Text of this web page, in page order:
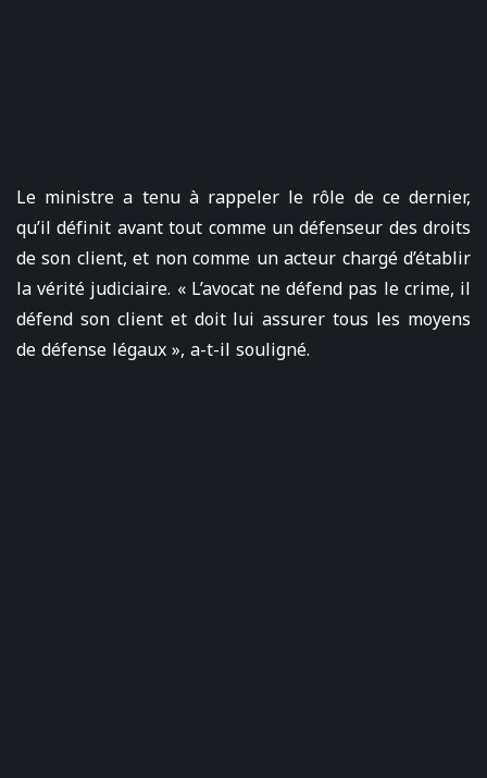
Le ministre a tenu à rappeler le rôle de ce dernier,
qu’il définit avant tout comme un défenseur des droits
de son client, et non comme un acteur chargé d’établir
la vérité judiciaire. « L’avocat ne défend pas le crime, il
défend son client et doit lui assurer tous les moyens
de défense légaux », a-t-il souligné.